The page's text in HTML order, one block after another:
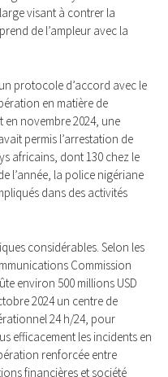
visant à contrer la
de l’ampleur avec la
protocole d’accord avec le
en matière de
en novembre 2024, une
permis l’arrestation de
africains, dont 130 chez le
l’année, la police nigériane
dans des activités
considérables. Selon les
Commission
environ 500 millions USD
2024 un centre de
24 h/24, pour
efficacement les incidents en
renforcée entre
financières et société